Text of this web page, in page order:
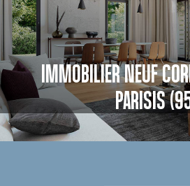
IMMOBILIER NEUF
PARISIS